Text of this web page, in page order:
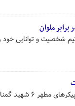
ملوان
شخصیت و توانایی خود